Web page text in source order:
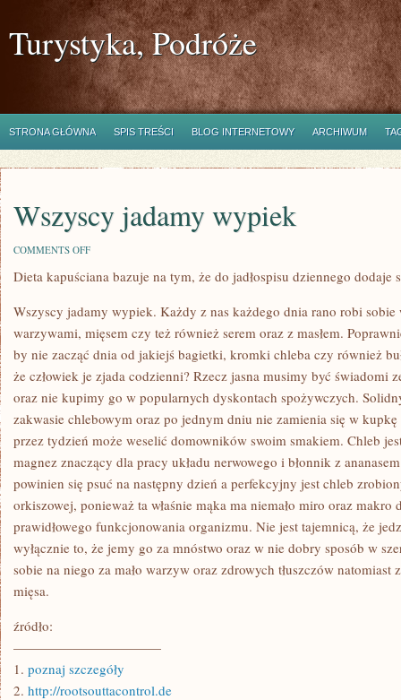
Turystyka, Podróże
STRONA GŁÓWNA SPIS TREŚCI BLOG INTERNETOWY ARCHIWUM
Wszyscy jadamy wypiek
COMMENTS OFFON
JADAMY
Dieta kapuściana bazuje na tym, że do jadłospisu dziennego dodaje
Wszyscy jadamy wypiek. Każdy z nas każdego dnia rano robi sobie
warzywami, mięsem czy też również serem oraz z masłem.
by nie zacząć dnia od jakiejś bagietki, kromki chleba czy również
że człowiek je zjada codzienni? Rzecz jasna musimy być świadomi
oraz nie kupimy go w popularnych dyskontach spożywczych.
zakwasie chlebowym oraz po jednym dniu nie zamienia się w
przez tydzień może weselić domowników swoim smakiem. Chleb
magnez znaczący dla pracy układu nerwowego i błonnik z
powinien się psuć na następny dzień a perfekcyjny jest chleb
orkiszowej, ponieważ ta właśnie mąka ma niemało miro oraz makro
prawidłowego funkcjonowania organizmu. Nie jest tajemnicą, że
wyłącznie to, że jemy go za mnóstwo oraz w nie dobry sposób w
sobie na niego za mało warzyw oraz zdrowych tłuszczów natomiast
mięsa.
źródło:
———————————
1. poznaj szczegóły
2. http://rootsouttacontrol.de